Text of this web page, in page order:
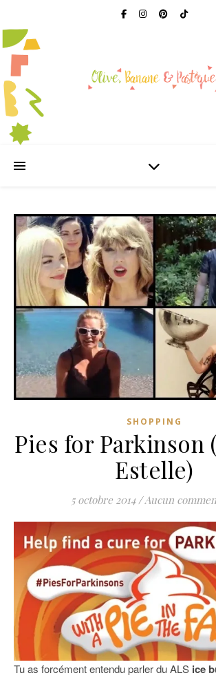
SHOPPING
Pies for Parkinson
Estelle)
5 octobre 2014 /Aucun
Tu as forcément entendu parler du ALS ice